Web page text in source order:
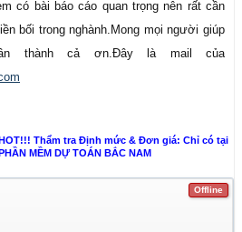
có bài báo cáo quan trọng nên rất cần
bối trong nghành.Mong mọi người giúp
thành cả ơn.Đây là mail của
Thẩm tra Định mức & Đơn giá: Chỉ có tại
MỀM DỰ TOÁN BẮC NAM
Offline